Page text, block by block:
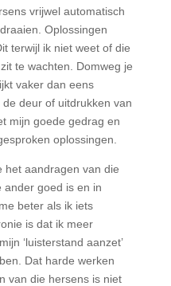
vrijwel automatisch
Oplossingen
terwijl ik niet weet of die
te wachten. Domweg je
vaker dan eens
deur of uitdrukken van
mijn goede gedrag en
oplossingen.
het aandragen van die
ander goed is en in
beter als ik iets
is dat ik meer
‘luisterstand aanzet’
Dat harde werken
van die hersens is niet